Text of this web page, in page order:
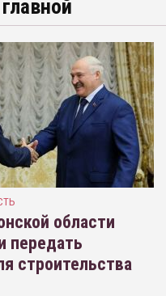
области
передать
строительства